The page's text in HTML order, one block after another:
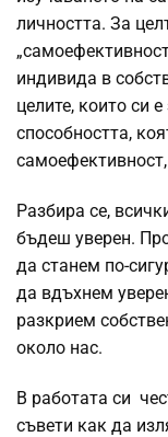
личността. За
индивида в
целите, които си
способността,
Разбира се,
бъдеш уверен.
да станем по-
да вдъхнем
разкрием
около нас.
В работата си
съвети как да